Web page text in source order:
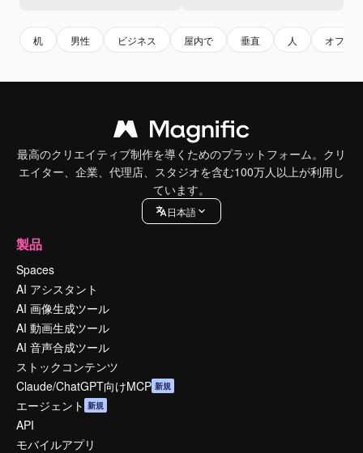
机 男性 ビジネス 屋内で 垂直 人 オフィス
最高のクリエイティブ制作を導くためのプラットフォーム。クリ
エイター、企業、代理店、スタジオを含む100万人以上が利用し
ています。
日本語
製品
Spaces
AI アシスタント
AI 画像生成ツール
AI 動画生成ツール
AI 音声合成ツール
ストックコンテンツ
Claude/ChatGPT向けMCP 新規
エージェント 新規
API
モバイルアプリ